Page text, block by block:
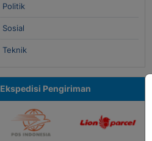
Politik
Sosial
Teknik
Ekspedisi Pengiriman